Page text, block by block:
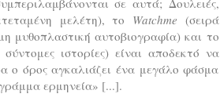
σε αυτά; Δουλειές,
μελέτη), το Watchme (σειρά
μυθοπλαστική αυτοβιογραφία) και το
ιστορίες) είναι αποδεκτό να
ο όρος αγκαλιάζει ένα μεγάλο φάσμα
ερμηνεία» [...].